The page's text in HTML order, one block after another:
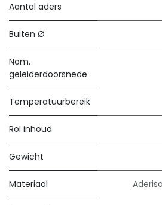
Aantal aders
Buiten Ø
Nom.
geleiderdoorsnede
Temperatuurbereik
Rol inhoud
Gewicht
Materiaal